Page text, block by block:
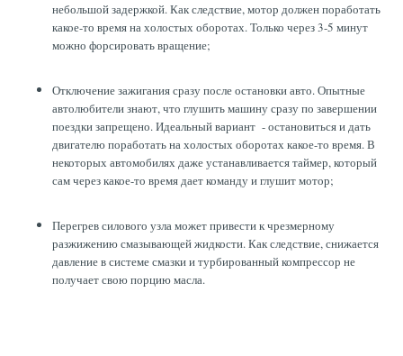
небольшой задержкой. Как следствие, мотор должен поработать
какое-то время на холостых оборотах. Только через 3-5 минут
можно форсировать вращение;
Отключение зажигания сразу после остановки авто. Опытные
автолюбители знают, что глушить машину сразу по завершении
поездки запрещено. Идеальный вариант - остановиться и дать
двигателю поработать на холостых оборотах какое-то время. В
некоторых автомобилях даже устанавливается таймер, который
сам через какое-то время дает команду и глушит мотор;
Перегрев силового узла может привести к чрезмерному
разжижению смазывающей жидкости. Как следствие, снижается
давление в системе смазки и турбированный компрессор не
получает свою порцию масла.